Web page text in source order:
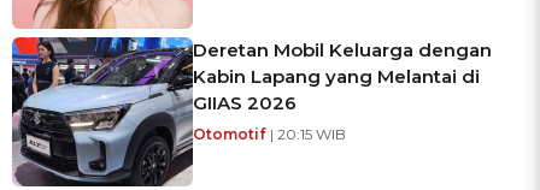
Deretan Mobil Keluarga dengan
Kabin Lapang yang Melantai di
GIIAS 2026
Otomotif | 20:15 WIB